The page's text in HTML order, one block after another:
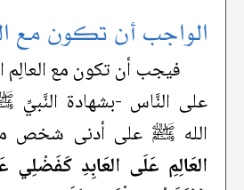
الواجب أن تكون مع
فيجب أن تكون مع العالِم
على النَّاس -بشهادة
الله ﷺ على أدنى شخص
العَالِمِ عَلَى العَابِدِ كَفَضْلِي